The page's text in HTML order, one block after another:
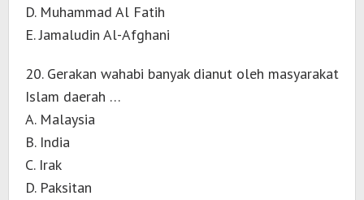
D. Muhammad Al Fatih
E. Jamaludin Al-Afghani
20. Gerakan wahabi banyak dianut oleh masyarakat
Islam daerah …
A. Malaysia
B. India
C. Irak
D. Paksitan